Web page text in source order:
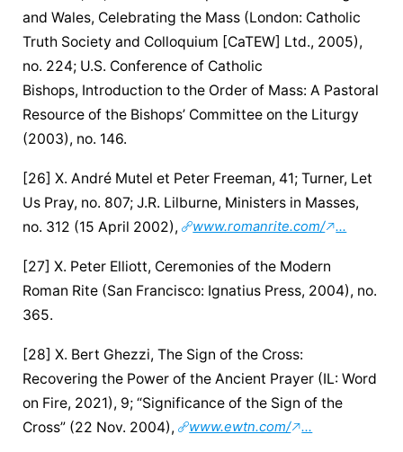
and Wales, Celebrating the Mass (London: Catholic
Truth Society and Colloquium [CaTEW] Ltd., 2005),
no. 224; U.S. Conference of Catholic
Bishops, Introduction to the Order of Mass: A Pastoral
Resource of the Bishops’ Committee on the Liturgy
(2003), no. 146.
[26] X. André Mutel et Peter Freeman, 41; Turner, Let
Us Pray, no. 807; J.R. Lilburne, Ministers in Masses,
no. 312 (15 April 2002),
www.romanrite.com/ ...
[27] X. Peter Elliott, Ceremonies of the Modern
Roman Rite (San Francisco: Ignatius Press, 2004), no.
365.
[28] X. Bert Ghezzi, The Sign of the Cross:
Recovering the Power of the Ancient Prayer (IL: Word
on Fire, 2021), 9; “Significance of the Sign of the
Cross” (22 Nov. 2004),
www.ewtn.com/ ...